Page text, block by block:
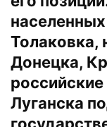
Толаковка,
Донецка,
Луганска